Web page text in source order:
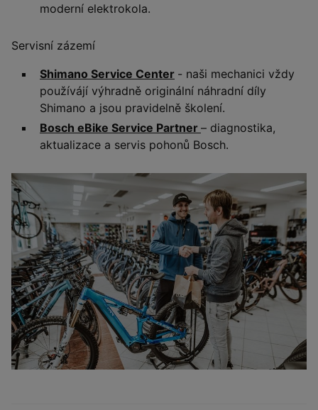
moderní elektrokola.
Servisní zázemí
Shimano Service Center - naši mechanici vždy
používájí výhradně originální náhradní díly
Shimano a jsou pravidelně školení.
Bosch eBike Service Partner – diagnostika,
aktualizace a servis pohonů Bosch.